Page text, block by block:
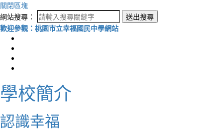
關閉區塊
網站搜尋：
送出搜尋
歡迎參觀：桃園市立幸福國民中學網站
學校簡介
認識幸福